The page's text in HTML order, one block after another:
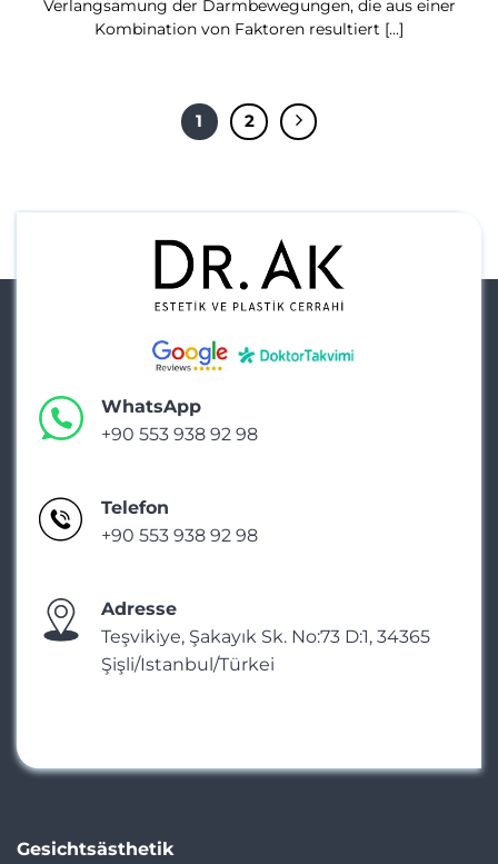
Verlangsamung der Darmbewegungen, die aus einer
Kombination von Faktoren resultiert [...]
1 2
WhatsApp
+90 553 938 92 98
Telefon
+90 553 938 92 98
Adresse
Teşvikiye, Şakayık Sk. No:73 D:1, 34365
Şişli/Istanbul/Türkei
Gesichtsästhetik